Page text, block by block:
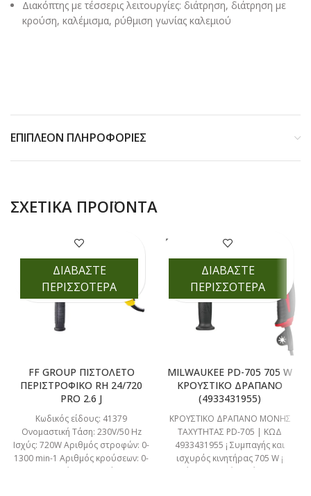
Διακόπτης με τέσσερις λειτουργίες: διάτρηση, διάτρηση με
κρούση, καλέμισμα, ρύθμιση γωνίας καλεμιού
ΕΠΙΠΛΈΟΝ ΠΛΗΡΟΦΟΡΊΕΣ
ΣΧΕΤΙΚΆ ΠΡΟΪΌΝΤΑ
FF GROUP ΠΙΣΤΟΛΕΤΟ
ΠΕΡΙΣΤΡΟΦΙΚΟ RH 24/720
PRO 2.6 J
Κωδικός είδους: 41379
Ονομαστική Τάση: 230V/50 Hz
Ισχύς: 720W Αριθμός στροφών: 0-
1300 min-1 Αριθμός κρούσεων: 0-
4500min-1 Ενέργεια κρούσης: 2,6 J
ΔΙΑΒΑΣΤΕ
ΠΕΡΙΣΣΟΤΕΡΑ
MILWAUKEE PD-705 705 W
ΚΡΟΥΣΤΙΚΟ ΔΡΑΠΑΝΟ
(4933431955)
ΚΡΟΥΣΤΙΚΟ ΔΡΑΠΑΝΟ ΜΟΝΗΣ
ΤΑΧΥΤΗΤΑΣ PD-705 | KΩΔ
4933431955 ¡ Συμπαγής και
ισχυρός κινητήρας 705 W ¡
Μέγιστη Ροπή στρέψης 15
ΔΙΑΒΑΣΤΕ
ΠΕΡΙΣΣΟΤΕΡΑ